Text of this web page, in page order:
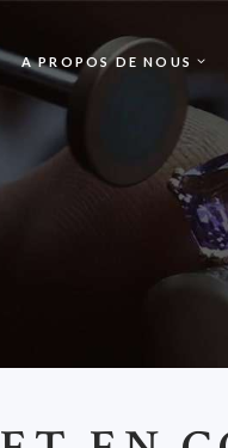
A PROPOS DE NOUS